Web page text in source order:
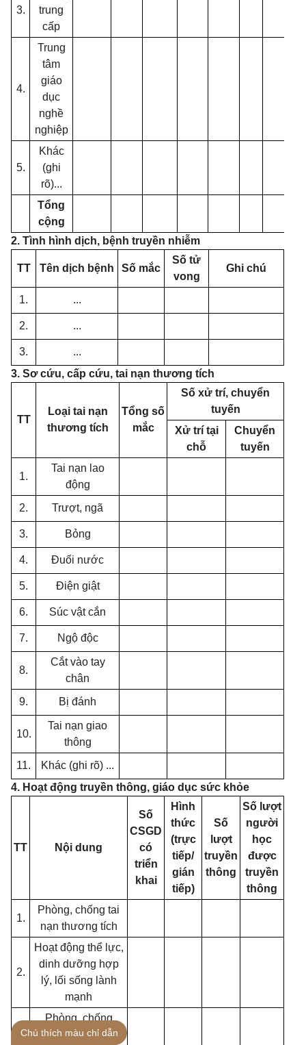
3.
trung
cấp
4.
Trung
tâm
giáo
dục
nghề
nghiệp
5.
Khác
(ghi
rõ)...
Tổng
cộng
2. Tình hình dịch, bệnh truyền nhiễm
TT Tên dịch bệnh Số mắc
Số tử
vong
Ghi chú
1. ...
2. ...
3.
...
3. Sơ cứu, cấp cứu, tai nạn thương tích
TT
Loại tai nạn
thương tích
Tổng số
mắc
Số xử trí, chuyển
tuyến
Xử trí tại
chỗ
Chuyển
tuyến
1.
Tai nạn lao
động
2.
Trượt, ngã
3. Bỏng
4. Đuối nước
5. Điện giật
6. Súc vật cắn
7. Ngộ độc
8.
Cắt vào tay
chân
9.
Bị đánh
10.
Tai nạn giao
thông
11.
Khác (ghi rõ) ...
4. Hoạt động truyền thông, giáo dục sức khỏe
TT Nội dung
Số
CSGD
có
triển
khai
Hình
thức
(trực
tiếp/
gián
tiếp)
Số
lượt
truyền
thông
Số lượt
người
học
được
truyền
thông
1.
Phòng, chống tai
nạn thương tích
2.
Hoạt động thể lực,
dinh dưỡng hợp
lý, lối sống lành
mạnh
3.
Phòng, chống
dịch, bệnh truyền
Chú thích màu chỉ dẫn